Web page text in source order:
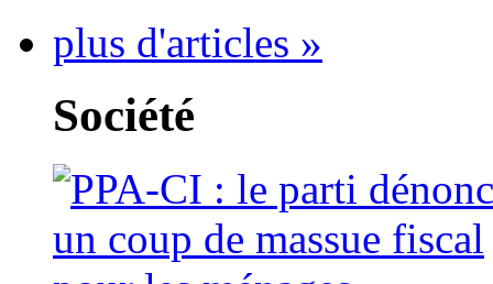
plus d'articles »
Société